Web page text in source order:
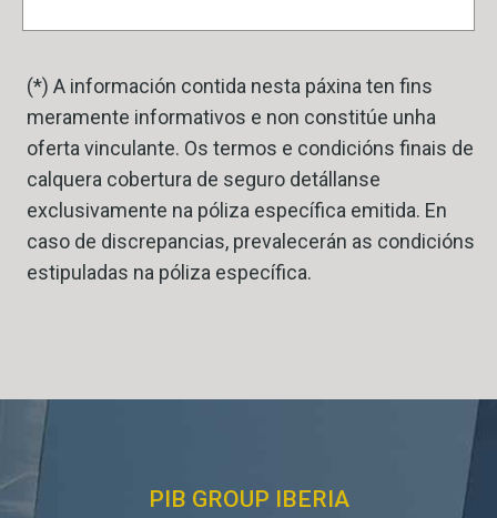
(*) A información contida nesta páxina ten fins
meramente informativos e non constitúe unha
oferta vinculante. Os termos e condicións finais de
calquera cobertura de seguro detállanse
exclusivamente na póliza específica emitida. En
caso de discrepancias, prevalecerán as condicións
estipuladas na póliza específica.
PIB GROUP IBERIA